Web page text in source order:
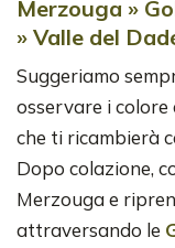
Merzouga »
» Valle del
Suggeriamo
osservare i colore
che ti ricambierà
Dopo colazione,
Merzouga e
attraversando le